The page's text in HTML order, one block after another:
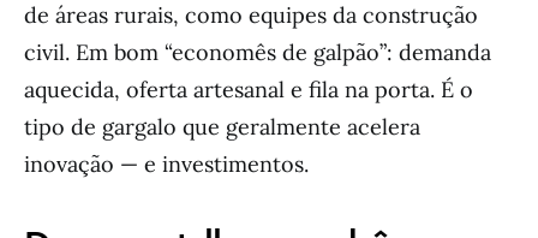
de áreas rurais, como equipes da construção
civil. Em bom “economês de galpão”: demanda
aquecida, oferta artesanal e fila na porta. É o
tipo de gargalo que geralmente acelera
inovação — e investimentos.